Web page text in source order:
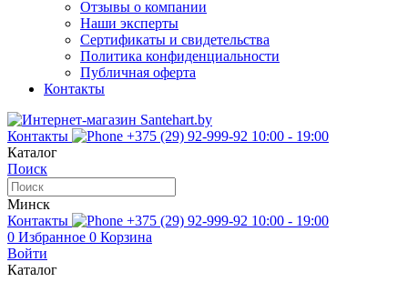
Отзывы о компании
Наши эксперты
Сертификаты и свидетельства
Политика конфиденциальности
Публичная оферта
Контакты
Контакты +375 (29) 92-999-92 10:00 - 19:00
Каталог
Поиск
Минск
Контакты
+375 (29) 92-999-92 10:00 - 19:00
0 Избранное 0 Корзина
Войти
Каталог